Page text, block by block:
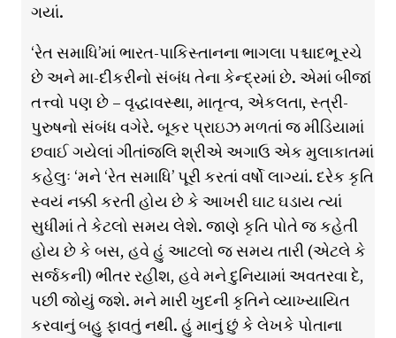
ગયાં.
‘રેત સમાધિ’માં ભારત-પાકિસ્તાનના ભાગલા પશ્ચાદભૂ રચે
છે અને મા-દીકરીનો સંબંધ તેના કેન્દ્રમાં છે. એમાં બીજાં
તત્ત્વો પણ છે – વૃદ્ધાવસ્થા, માતૃત્વ, એકલતા, સ્ત્રી-
પુરુષનો સંબંધ વગેરે. બૂકર પ્રાઇઝ મળતાં જ મીડિયામાં
છવાઈ ગયેલાં ગીતાંજલિ શ્રીએ અગાઉ એક મુલાકાતમાં
કહેલુઃ ‘મને ‘રેત સમાધિ’ પૂરી કરતાં વર્ષો લાગ્યાં. દરેક કૃતિ
સ્વયં નક્કી કરતી હોય છે કે આખરી ઘાટ ઘડાય ત્યાં
સુધીમાં તે કેટલો સમય લેશે. જાણે કૃતિ પોતે જ કહેતી
હોય છે કે બસ, હવે હું આટલો જ સમય તારી (એટલે કે
સર્જકની) ભીતર રહીશ, હવે મને દુનિયામાં અવતરવા દે,
પછી જોયું જશે. મને મારી ખુદની કૃતિને વ્યાખ્યાયિત
કરવાનું બહુ ફાવતું નથી. હું માનું છું કે લેખકે પોતાના